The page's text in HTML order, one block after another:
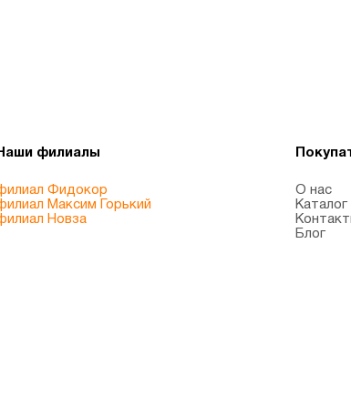
филиалы
Фидокор
Максим Горький
Новза
О нас
Каталог
Блог